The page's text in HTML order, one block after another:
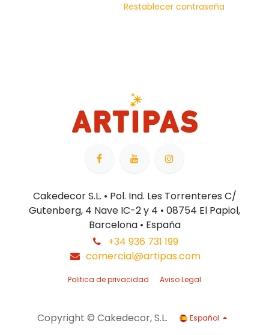
Restablecer contraseña
Cakedecor S.L. • Pol. Ind. Les Torrenteres C/
Gutenberg, 4 Nave IC-2 y 4 • 08754 El Papiol,
Barcelona • España
+34 936 731 199
comercial@artipas.com
Politica de privacidad Aviso Legal
Copyright © Cakedecor, S.L. Español